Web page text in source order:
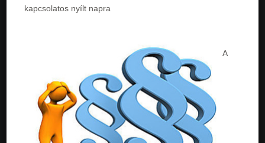
kapcsolatos nyílt napra
A